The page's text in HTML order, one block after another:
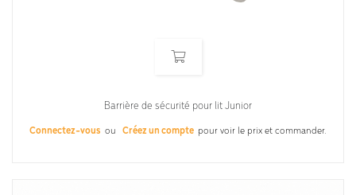
Barrière de sécurité pour lit Junior
Connectez-vous ou Créez un compte pour voir le prix et commander.